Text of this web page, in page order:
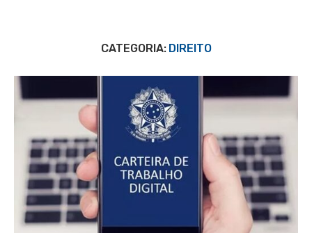
CATEGORIA: DIREITO